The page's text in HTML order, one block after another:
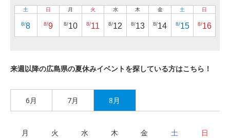
土
8/8
日
8/9
月
8/10
火
8/11
水
8/12
木
8/13
金
8/14
土
8/15
日
8/16
来週以降の広島県の夏休みイベントを探している方はこちら！
6月 7月 8月
月 火 水 木 金 土 日